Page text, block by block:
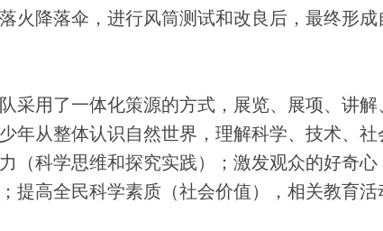
火降落伞，进行风筒测试和改良后，最终形
用了一体化策源的方式，展览、展项、讲解
年从整体认识自然世界，理解科学、技术、
（科学思维和探究实践）；激发观众的好奇
提高全民科学素质（社会价值），相关教育